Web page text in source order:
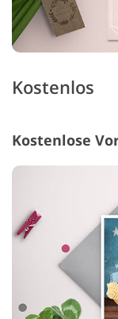
Kostenlos